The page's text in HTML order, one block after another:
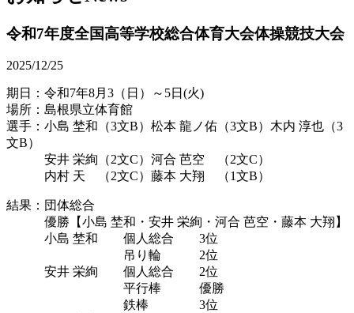
令和7年度全国高等学校総合体育大会体操競技大会
2025/12/25
期日：令和7年8月3（日）～5日(火)
場所：島根県立体育館
選手：小島 埜和（3文B）松本 龍ノ佑（3文B）木内 淳也（3
文B）
安井 栄絢（2文C）河合 芭空 （2文C）
内村 天 （2文C）藤本 大翔 （1文B）
結果：団体総合
優勝【小島 埜和・安井 栄絢・河合 芭空・藤本 大翔】
小島 埜和 個人総合 3位
吊り輪 2位
安井 栄絢 個人総合 2位
平行棒 優勝
鉄棒 3位